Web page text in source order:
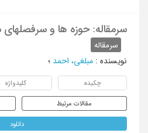
سرمقاله: حوزه ها و
سرمقاله
نویسنده : مبلغی، احمد ؛
چکیده کلیدواژه
مقالات مرتبط
دانلود